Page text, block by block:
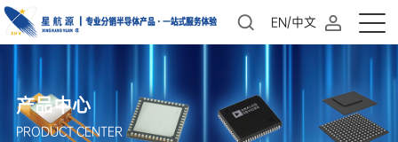
EN/中文
产品中心
PRODUCT CENTER